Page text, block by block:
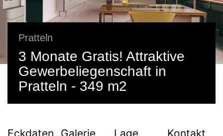
Pratteln
3 Monate Gratis! Attraktive
Gewerbeliegenschaft in
Pratteln - 349 m2
Eckdaten Galerie Lage Kontakt